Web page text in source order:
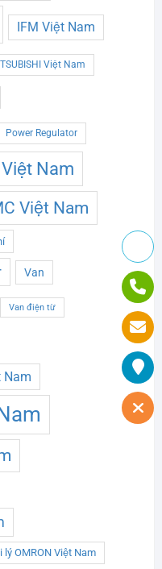
IFM Việt Nam
Việt Nam
Power Regulator
Nam
Việt Nam
Van
Van điện từ
Nam
lý OMRON Việt Nam